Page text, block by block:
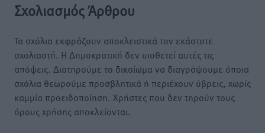
Σχολιασμός Άρθρου
Τα σχόλια εκφράζουν αποκλειστικά τον εκάστοτε
σχολιαστή. Η Δημοκρατική δεν υιοθετεί αυτές τις
απόψεις. Διατηρούμε το δικαίωμα να διαγράψουμε όποια
σχόλια θεωρούμε προσβλητικά ή περιέχουν ύβρεις, χωρίς
καμμία προειδοποίηση. Χρήστες που δεν τηρούν τους
όρους χρήσης αποκλείονται.